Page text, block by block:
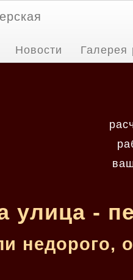
Новости Галерея
улица -
недорого,